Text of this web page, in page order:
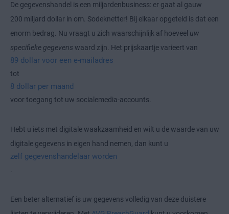
De gegevenshandel is een miljardenbusiness: er gaat al gauw
200 miljard dollar in om. Sodeknetter! Bij elkaar opgeteld is dat een
enorm bedrag. Nu vraagt u zich waarschijnlijk af hoeveel uw
specifieke gegevens waard zijn. Het prijskaartje varieert van
89 dollar voor een e-mailadres
tot
8 dollar per maand
voor toegang tot uw socialemedia-accounts.
Hebt u iets met digitale waakzaamheid en wilt u de waarde van uw
digitale gegevens in eigen hand nemen, dan kunt u
zelf gegevenshandelaar worden
.
Een beter alternatief is uw gegevens volledig van deze duistere